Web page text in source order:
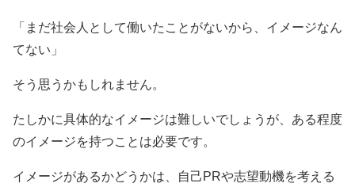
「まだ社会人として働いたことがないから、イメージなん
てない」
そう思うかもしれません。
たしかに具体的なイメージは難しいでしょうが、ある程度
のイメージを持つことは必要です。
イメージがあるかどうかは、自己PRや志望動機を考える